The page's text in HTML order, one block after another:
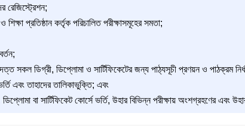
রেজিস্ট্রেশন;
প্রতিষ্ঠান কর্তৃক পরিচালিত পরীক্ষাসমূহের সমতা;
সকল ডিগ্রী, ডিপ্লোমা ও সার্টিফিকেটের জন্য পাঠ্যসূচী প্রণয়ন ও পাঠক্রম
এবং তাহাদের তালিকাভুক্তি; এবং
বা সার্টিফিকেট কোর্সে ভর্তি, উহার বিভিন্ন পরীক্ষায় অংশগ্রহণের এবং